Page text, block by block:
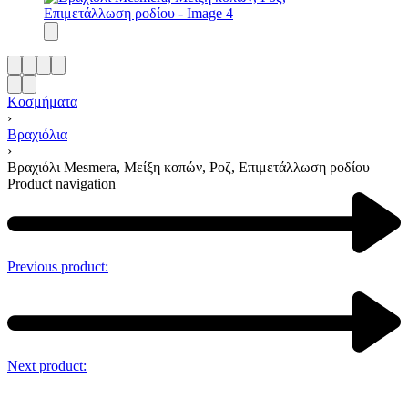
Κοσμήματα
›
Βραχιόλια
›
Βραχιόλι Mesmera, Μείξη κοπών, Ροζ, Επιμετάλλωση ροδίου
Product navigation
Previous product:
Next product: